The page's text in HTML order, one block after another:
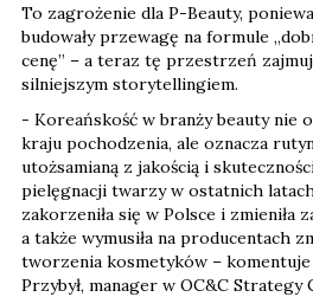
To zagrożenie dla P-Beauty,
budowały przewagę na formule
cenę” – a teraz tę przestrzeń
silniejszym storytellingiem.
- Koreańskość w branży beauty nie
kraju pochodzenia, ale oznacza
utożsamianą z jakością i
pielęgnacji twarzy w ostatnich
zakorzeniła się w Polsce i zmieniła
a także wymusiła na producentach
tworzenia kosmetyków –
Przybył, manager w OC&C Strategy